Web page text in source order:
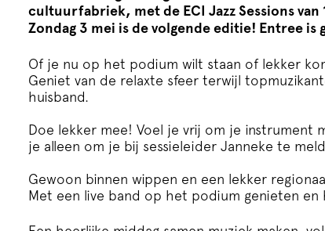
cultuurfabriek, met de ECI Jazz Sessions
Zondag 3 mei is de volgende editie! Entree is
Of je nu op het podium wilt staan of lekker
Geniet van de relaxte sfeer terwijl
huisband.
Doe lekker mee! Voel je vrij om je instrument
je alleen om je bij sessieleider Janneke te
Gewoon binnen wippen en een lekker
Met een live band op het podium genieten